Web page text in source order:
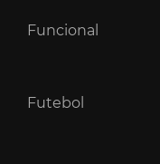
Funcional
Futebol